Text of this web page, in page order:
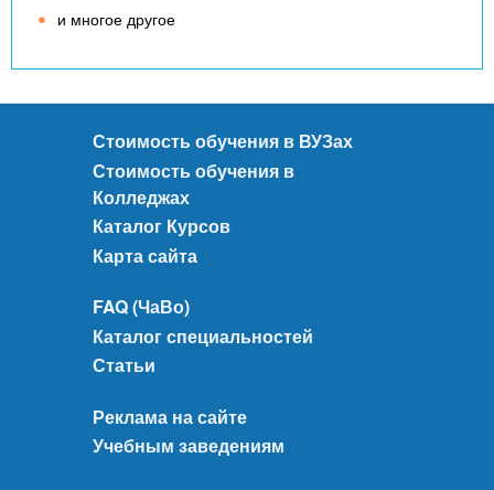
и многое другое
Стоимость обучения в ВУЗах
Стоимость обучения в
Колледжах
Каталог Курсов
Карта сайта
FAQ (ЧаВо)
Каталог специальностей
Статьи
Реклама на сайте
Учебным заведениям